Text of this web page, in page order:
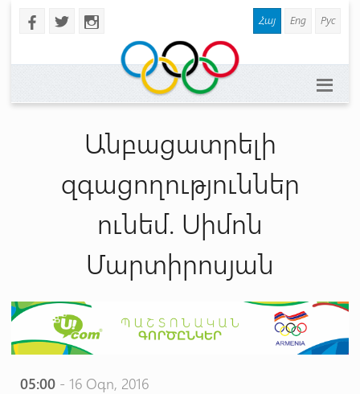
b a x Հայ Eng Рус
Անբացատրելի
զգացողություններ
ունեմ. Սիմոն
Մարտիրոսյան
05:00- 16 Օգո, 2016